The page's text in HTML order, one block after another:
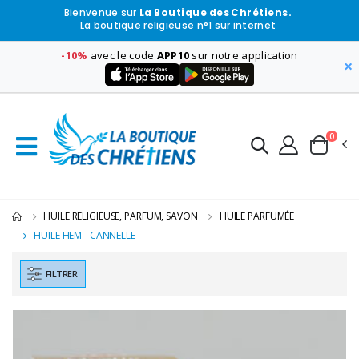
Bienvenue sur La Boutique des Chrétiens.
La boutique religieuse n°1 sur internet
-10% avec le code APP10 sur notre application
×
0
HUILE RELIGIEUSE, PARFUM, SAVON
HUILE PARFUMÉE
HUILE HEM - CANNELLE
FILTRER